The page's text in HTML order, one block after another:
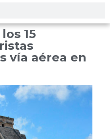
15
vía aérea en